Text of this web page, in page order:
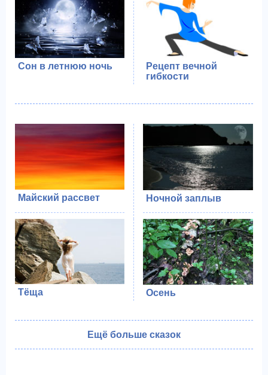
Сон в летнюю ночь
Рецепт вечной
гибкости
Майский рассвет Ночной заплыв
Тёща Осень
Ещё больше сказок